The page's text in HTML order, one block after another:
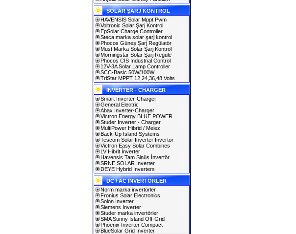
SOLAR ŞARJ KONTROL
HAVENSİS Solar Mppt Pwm
Voltronic Solar Şarj Kontrol
EpSolar Charge Controller
Steca marka solar şarj kontrol
Phocos Güneş Şarj Regülatör
Must Marka Solar Şarj Kontrol
Morningstar Solar Şarj Regüle
Phocos CIS Industrial Control
12V-3A Solar Lamp Controller
SCC-Basic 50W/100W
TriStar MPPT 12,24,36,48 Volts
INVERTER - CHARGER
Smart Inverter-Charger
General Electric
Abax Inverter-Charger
Victron Energy BLUE POWER
Studer Inverter - Charger
MultiPower Hibrid / Melez
Back-Up Island Systems
Tescom Solar İnverter İnvertör
Victron Easy Solar Combines
LV Hibrit İnverter
Havensis Tam Sinüs İnvertör
SRNE SOLAR Inverter
DEYE Hybrid Inverters
DC / AC İNVERTÖRLER
Norm marka invertörler
Fronius Solar Electronics
Solon Inverter
Siemens Inverter
Studer marka invertörler
SMA Sunny Island Off-Grid
Phoenix Inverter Compact
BlueSolar Grid Inverter